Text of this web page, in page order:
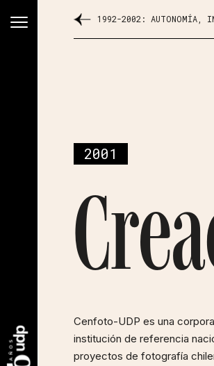
1992-2002: AUTONOMÍA,
2001
Cenfoto-UDP es una
institución de referencia
proyectos de fotografía